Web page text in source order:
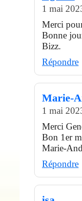
1 mai
Merci
Bonne
Bizz.
Répondre
Marie-
1 mai
Merci
Bon 1er
Marie-
Répondre